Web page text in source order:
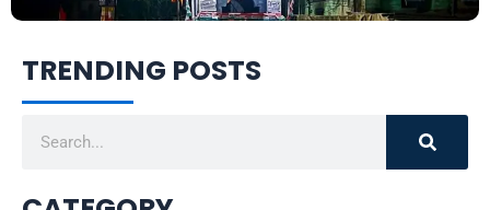
TRENDING POSTS
Search